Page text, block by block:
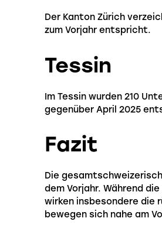
Der Kanton Zürich
zum Vorjahr entspricht.
Tessin
Im Tessin wurden 210
gegenüber April 2025
Fazit
Die
dem Vorjahr. Während
wirken insbesondere die
bewegen sich nahe am